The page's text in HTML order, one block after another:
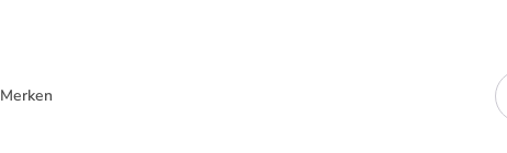
Merken